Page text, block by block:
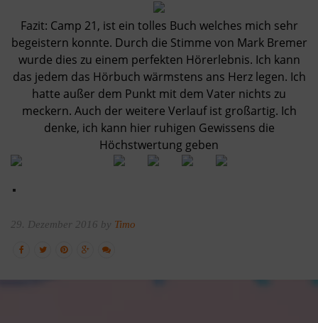
Fazit: Camp 21, ist ein tolles Buch welches mich sehr
begeistern konnte. Durch die Stimme von Mark Bremer
wurde dies zu einem perfekten Hörerlebnis. Ich kann
das jedem das Hörbuch wärmstens ans Herz legen. Ich
hatte außer dem Punkt mit dem Vater nichts zu
meckern. Auch der weitere Verlauf ist großartig. Ich
denke, ich kann hier ruhigen Gewissens die
Höchstwertung geben
29. Dezember 2016 by Timo